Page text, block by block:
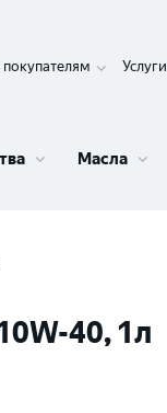
Услуги
Масла
40, 1л